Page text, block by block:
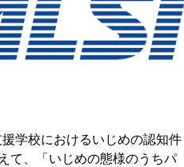
学校におけるいじめの認知件
て、「いじめの態様のうちパ